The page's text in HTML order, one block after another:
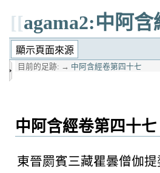
[[agama2:中阿
目前的足跡: → 中阿含經卷第四十七
中阿含經卷第四十七
東晉罽賓三藏瞿曇僧伽提